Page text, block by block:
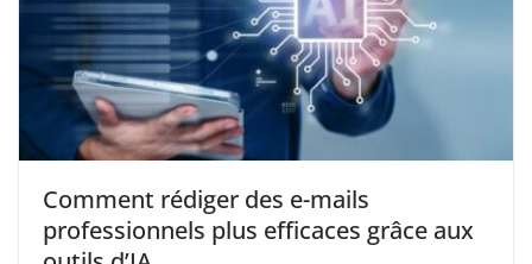
Comment rédiger des e-mails
professionnels plus efficaces grâce aux